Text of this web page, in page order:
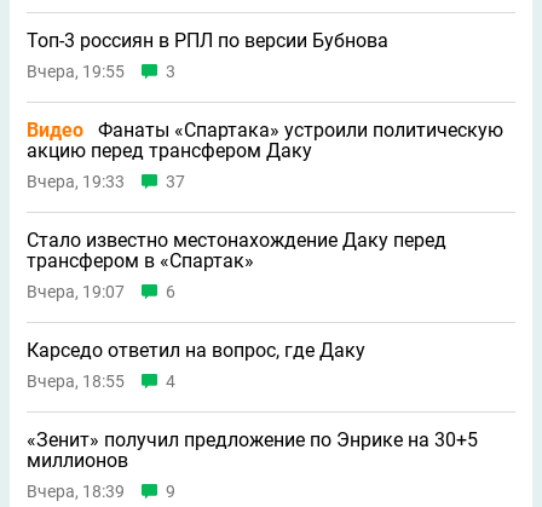
Топ-3 россиян в РПЛ по версии Бубнова
Вчера, 19:55 3
Видео
Фанаты «Спартака» устроили политическую
акцию перед трансфером Даку
Вчера, 19:33 37
Стало известно местонахождение Даку перед
трансфером в «Спартак»
Вчера, 19:07 6
Карседо ответил на вопрос, где Даку
Вчера, 18:55 4
«Зенит» получил предложение по Энрике на 30+5
миллионов
Вчера, 18:39 9